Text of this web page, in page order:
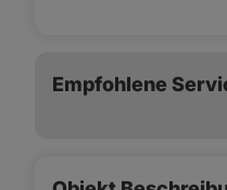
Empfohlene